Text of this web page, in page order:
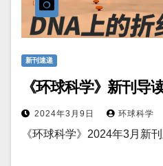
新刊速递
《环球科学》新刊导
2024年3月9日 环球科学
《环球科学》2024年3月新刊